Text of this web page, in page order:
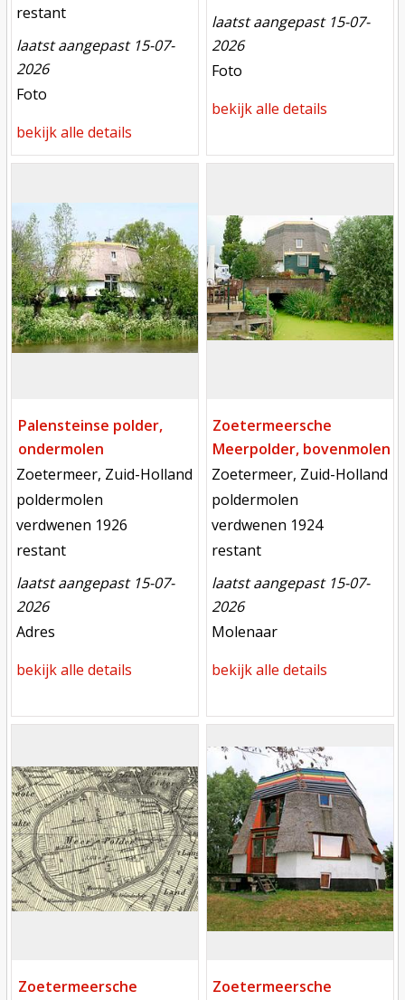
toestand
restant
laatst aangepast 15-07-
2026
meest recente aanpassing
Foto
bekijk alle details
laatst aangepast 15-07-
2026
meest recente aanpassing
Foto
bekijk alle details
Palensteinse polder,
ondermolen
locatie
Zoetermeer, Zuid-Holland
functie
poldermolen
verdwenen
verdwenen 1926
toestand
restant
laatst aangepast 15-07-
2026
meest recente aanpassing
Adres
bekijk alle details
Zoetermeersche
Meerpolder, bovenmolen
locatie
Zoetermeer, Zuid-Holland
functie
poldermolen
verdwenen
verdwenen 1924
toestand
restant
laatst aangepast 15-07-
2026
meest recente aanpassing
Molenaar
bekijk alle details
Zoetermeersche Zoetermeersche